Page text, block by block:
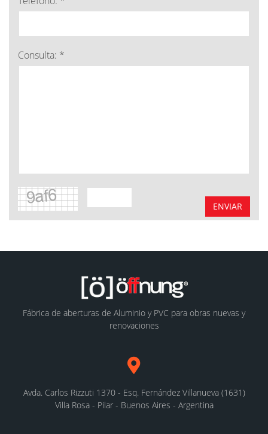
Consulta: *
ENVIAR
Fábrica de aberturas de Aluminio y PVC para obras nuevas y
renovaciones
Avda. Carlos Rizzuti 1370 - Esq. Fernández Villanueva (1631)
Villa Rosa - Pilar - Buenos Aires - Argentina